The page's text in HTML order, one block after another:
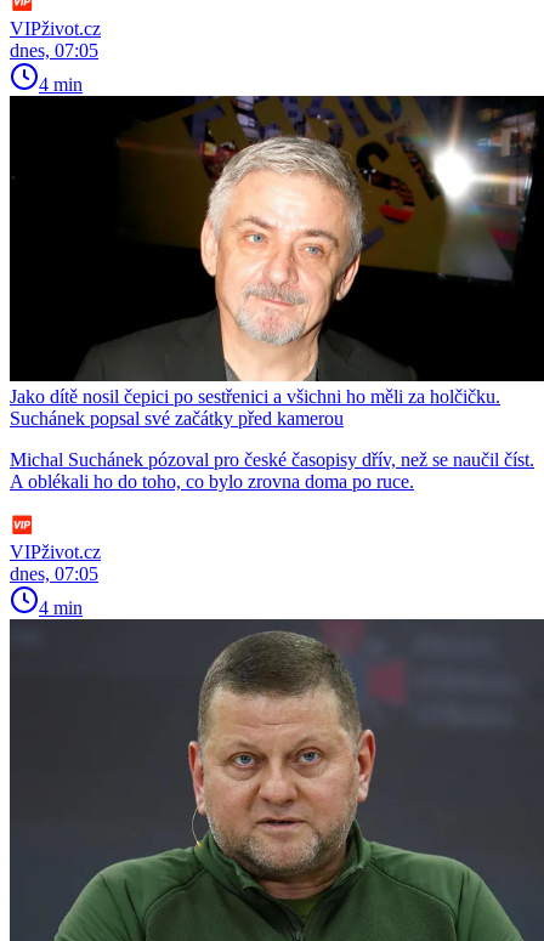
VIPživot.cz
dnes, 07:05
4 min
Jako dítě nosil čepici po sestřenici a všichni ho měli za holčičku.
Suchánek popsal své začátky před kamerou
Michal Suchánek pózoval pro české časopisy dřív, než se naučil číst.
A oblékali ho do toho, co bylo zrovna doma po ruce.
VIPživot.cz
dnes, 07:05
4 min